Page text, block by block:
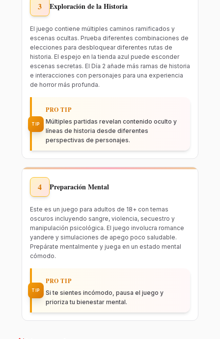
3 Exploración de la Historia
El juego contiene múltiples caminos ramificados y
escenas ocultas. Prueba diferentes combinaciones de
elecciones para desbloquear diferentes rutas de
historia. El espejo en la tienda azul puede esconder
escenas secretas. El Día 2 añade más ramas de historia
e interacciones con personajes para una experiencia
de horror más profunda.
TIP
PRO TIP
Múltiples partidas revelan contenido oculto y
líneas de historia desde diferentes
perspectivas de personajes.
4 Preparación Mental
Este es un juego para adultos de 18+ con temas
oscuros incluyendo sangre, violencia, secuestro y
manipulación psicológica. El juego involucra romance
yandere y simulaciones de apego poco saludable.
Prepárate mentalmente y juega en un estado mental
cómodo.
TIP
PRO TIP
Si te sientes incómodo, pausa el juego y
prioriza tu bienestar mental.